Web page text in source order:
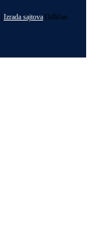
Izrada sajtova Odličan